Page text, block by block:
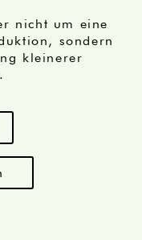
nicht um eine
sondern
kleinerer